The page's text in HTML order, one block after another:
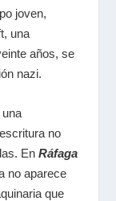
joven,
una
años, se
nazi.
no
En Ráfaga
no aparece
que